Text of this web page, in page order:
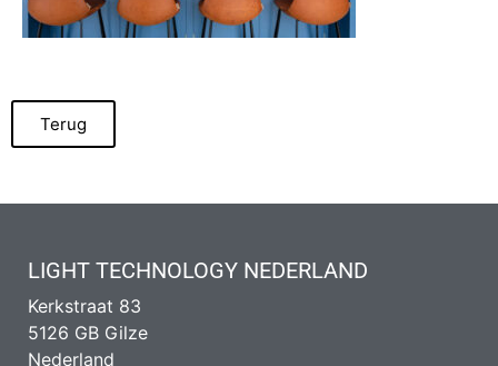
Terug
LIGHT TECHNOLOGY NEDERLAND
Kerkstraat 83
5126 GB Gilze
Nederland